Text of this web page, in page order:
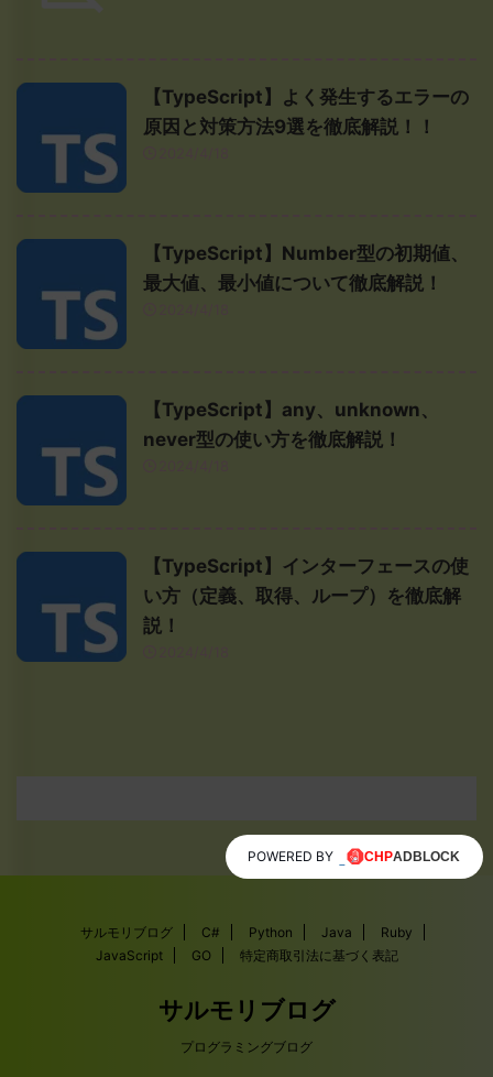
【TypeScript】よく発生するエラーの
原因と対策方法9選を徹底解説！！
【TypeScript】Number型の初期値、
最大値、最小値について徹底解説！
【TypeScript】any、unknown、
never型の使い方を徹底解説！
【TypeScript】インターフェースの使
い方（定義、取得、ループ）を徹底解
説！
サルモリブログ C# Python Java
Ruby
JavaScript
GO 特定商取引法に基づく表記
サルモリブログ
プログラミングブログ
POWERED BY